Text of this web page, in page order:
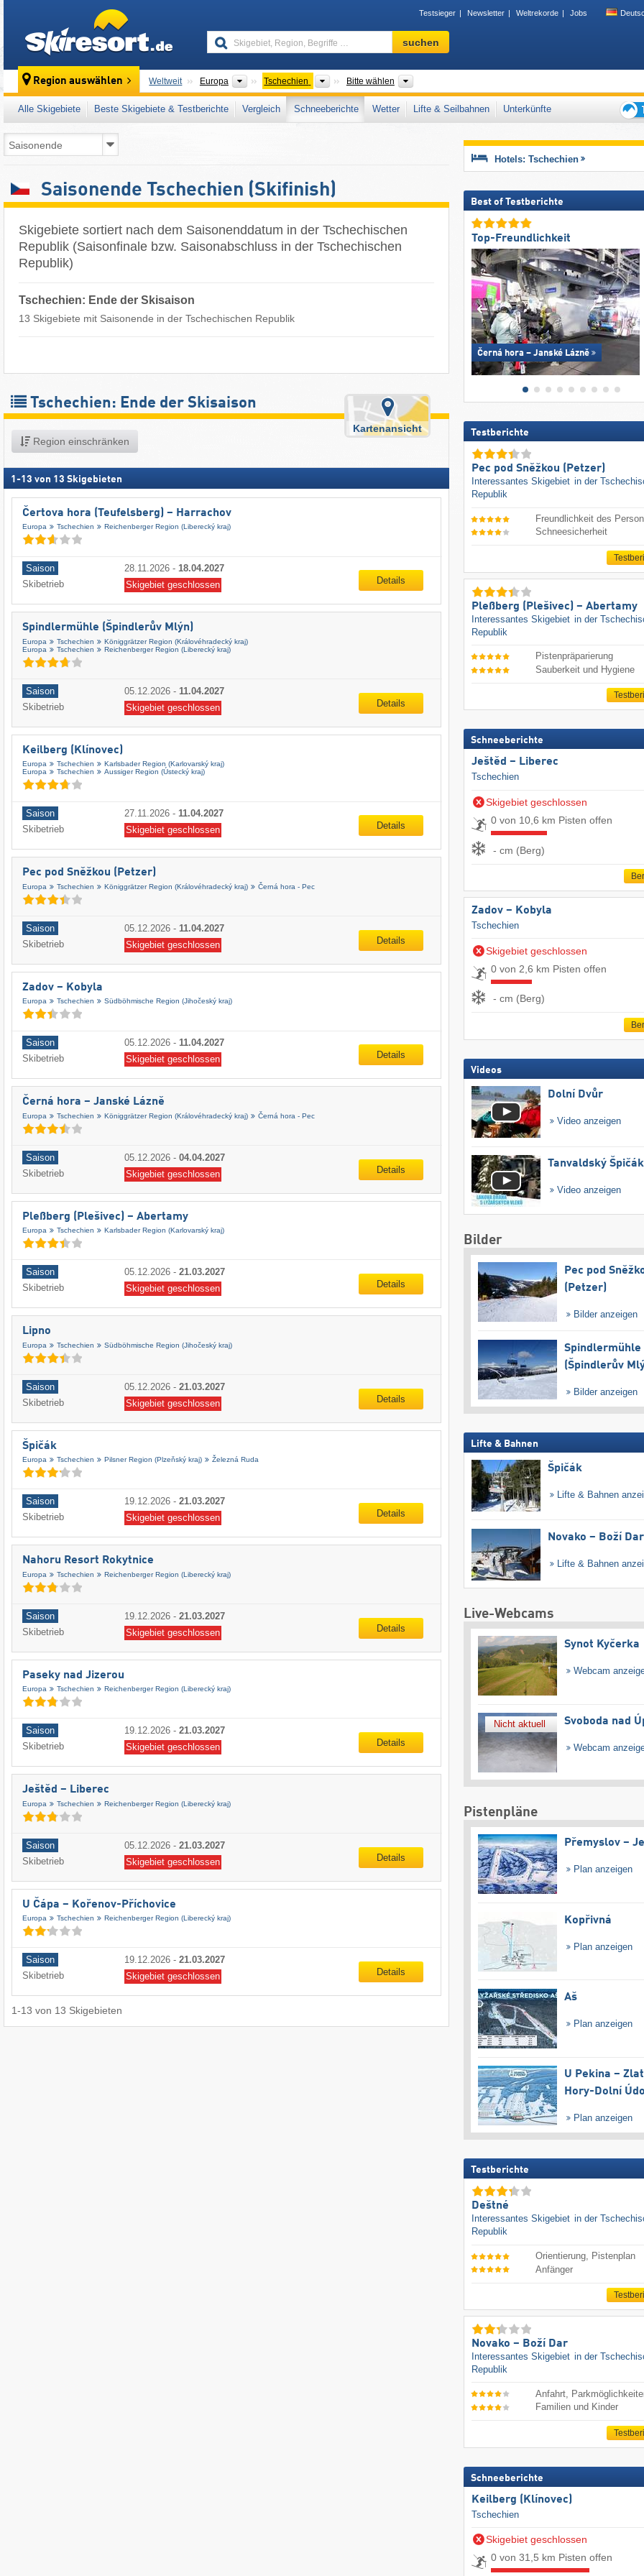
Testsieger Newsletter Weltrekorde Jobs
Skigebiet,
Region,
…
suchen
Region auswählen Weltweit Europa Kontinente
Tschechien LänderBitte wählen
Alle Skigebiete Beste Skigebiete & Testberichte Vergleich Schneeberichte Wetter Lifte & Seilbahnen
Unterkünfte
für
Saisonende Tschechien (Skifinish)
Skigebiete sortiert nach dem Saisonenddatum in der Tschechischen
Republik (Saisonfinale bzw. Saisonabschluss in der Tschechischen
Republik)
Tschechien: Ende der Skisaison
13 Skigebiete mit Saisonende in der Tschechischen Republik
Tschechien: Ende der Skisaison
Region einschränken
Kartenansicht
1 -13 von 13 Skigebieten
Čertova hora (Teufelsberg) – Harrachov
Europa Tschechien Reichenberger Region (Liberecký kraj)
Saison 28.11.2026 - 18.04.2027
Skibetrieb
Skigebiet geschlossen Details
Spindlermühle (Špindlerův Mlýn)
Europa Tschechien
Königgrätzer Region (Královéhradecký kraj)
Europa
Tschechien Reichenberger Region (Liberecký kraj)
Saison 05.12.2026 - 11.04.2027
Skibetrieb
Skigebiet geschlossen Details
Keilberg (Klínovec)
Europa Tschechien
Karlsbader Region (Karlovarský kraj)
Europa
Tschechien Aussiger Region (Ústecký kraj)
Saison 27.11.2026 - 11.04.2027
Skibetrieb
Skigebiet geschlossen Details
Pec pod Sněžkou (Petzer)
Europa Tschechien Königgrätzer Region (Královéhradecký kraj) Černá hora - Pec
Saison 05.12.2026 - 11.04.2027
Skibetrieb
Skigebiet geschlossen Details
Zadov – Kobyla
Europa Tschechien Südböhmische Region (Jihočeský kraj)
Saison 05.12.2026 - 11.04.2027
Skibetrieb
Skigebiet geschlossen Details
Černá hora – Janské Lázně
Europa Tschechien Königgrätzer Region (Královéhradecký kraj) Černá hora - Pec
Saison 05.12.2026 - 04.04.2027
Skibetrieb
Skigebiet geschlossen Details
Pleßberg (Plešivec) – Abertamy
Europa Tschechien Karlsbader Region (Karlovarský kraj)
Saison 05.12.2026 - 21.03.2027
Skibetrieb
Skigebiet geschlossen Details
Lipno
Europa Tschechien Südböhmische Region (Jihočeský kraj)
Saison 05.12.2026 - 21.03.2027
Skibetrieb
Skigebiet geschlossen Details
Špičák
Europa Tschechien Pilsner Region (Plzeňský kraj) Železná Ruda
Saison 19.12.2026 - 21.03.2027
Skibetrieb
Skigebiet geschlossen Details
Nahoru Resort Rokytnice
Europa Tschechien Reichenberger Region (Liberecký kraj)
Saison 19.12.2026 - 21.03.2027
Skibetrieb
Skigebiet geschlossen Details
Paseky nad Jizerou
Europa Tschechien Reichenberger Region (Liberecký kraj)
Saison 19.12.2026 - 21.03.2027
Skibetrieb
Skigebiet geschlossen Details
Ještěd – Liberec
Europa Tschechien Reichenberger Region (Liberecký kraj)
Saison 05.12.2026 - 21.03.2027
Skibetrieb
Skigebiet geschlossen Details
U Čápa – Kořenov-Příchovice
Europa Tschechien Reichenberger Region (Liberecký kraj)
Saison 19.12.2026 - 21.03.2027
Skibetrieb
Skigebiet geschlossen Details
1-13 von 13 Skigebieten
Hotels: Tschechien
Best of Testberichte
Top-Freundlichkeit
Černá hora – Janské Lázně
Testberichte
Pec pod Sněžkou (Petzer)
Interessantes Skigebiet in der
Republik
Freundlichkeit des
Schneesicherheit
Pleßberg (Plešivec) – Abertamy
Interessantes Skigebiet in der
Republik
Pistenpräparierung
Sauberkeit und Hygiene
Schneeberichte
Ještěd – Liberec
Tschechien
Skigebiet geschlossen
0 von 10,6 km Pisten offen
- cm (Berg)
Zadov – Kobyla
Tschechien
Skigebiet geschlossen
0 von 2,6 km Pisten offen
- cm (Berg)
Videos
Dolní Dvůr
Video anzeigen
Tanvaldský Špičák
Video anzeigen
Bilder
Pec pod
(Petzer)
Bilder anzeigen
Spindlermühle
(Špindlerův
Bilder anzeigen
Lifte & Bahnen
Špičák
Lifte & Bahnen
Novako – Boží Dar
Lifte & Bahnen
Live-Webcams
Synot Kyčerka
Webcam
Nicht aktuell Svoboda nad
Webcam
Pistenpläne
Přemyslov –
Plan anzeigen
Kopřivná
Plan anzeigen
Aš
Plan anzeigen
U Pekina –
Hory-Dolní
Plan anzeigen
Testberichte
Deštné
Interessantes Skigebiet in der
Republik
Orientierung, Pistenplan
Anfänger
Novako – Boží Dar
Interessantes Skigebiet in der
Republik
Anfahrt,
Familien und Kinder
Schneeberichte
Keilberg (Klínovec)
Tschechien
Skigebiet geschlossen
0 von 31,5 km Pisten offen